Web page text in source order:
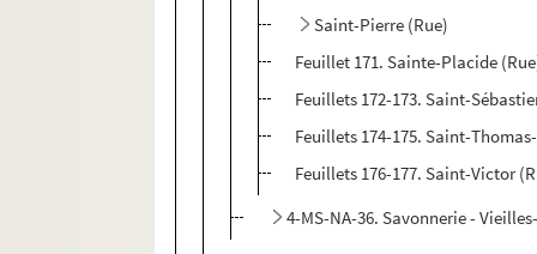
Saint-Pierre (Rue)
Feuillet 171. Sainte-Placide
Feuillets 172-173. Saint-
Feuillets 174-175. Saint-
Feuillets 176-177. Saint-Victor
4-MS-NA-36. Savonnerie -